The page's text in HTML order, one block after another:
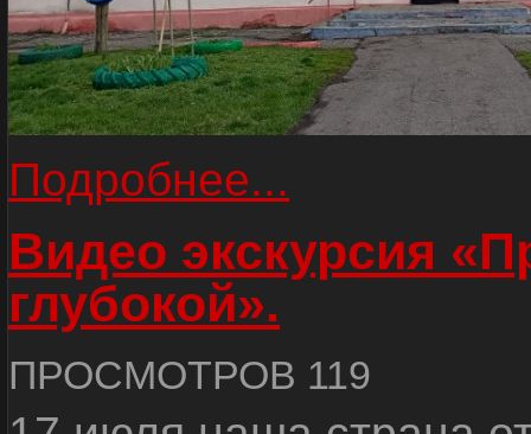
Подробнее...
Видео экскурсия
глубокой».
ПРОСМОТРОВ 119